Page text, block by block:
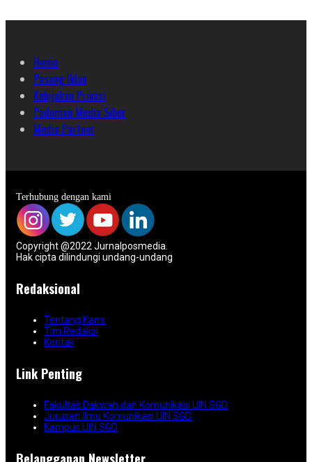
Home
Pasang Iklan
Kebijakan Privasi
Pedoman Media Siber
Media Partner
Terhubung dengan kami
Copyright @2022 Jurnalposmedia.
Hak cipta dilindungi undang-undang
Redaksional
Tentang Kami
Tim Redaksi
Kontak
Link Penting
Fakultas Dakwah dan Komunikasi UIN SGD
Jurusan Ilmu Komunikasi UIN SGD
Kampus UIN SGD
Belangganan Newsletter